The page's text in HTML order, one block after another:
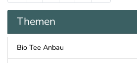
Themen
Bio Tee Anbau